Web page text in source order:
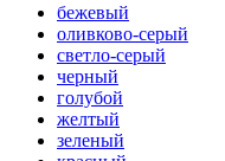
бежевый
оливково-серый
светло-серый
черный
голубой
желтый
зеленый